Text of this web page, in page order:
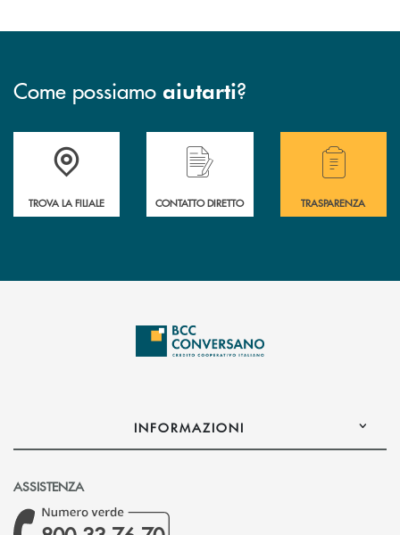
Come possiamo aiutarti?
Accedi all' elenco completo delle filiali della Bcc.
TROVA LA FILIALE
Hai bisogno di assistenza immediata?
CONTATTO DIRETTO
Hai bisogno di
TRASPARENZA
INFORMAZIONI
ASSISTENZA